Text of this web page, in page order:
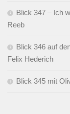
Blick 347 – Ich
Reeb
Blick 346 auf
Felix Hederich
Blick 345 mit